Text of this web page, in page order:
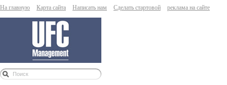
На главную Карта сайта Написать нам Сделать стартовой реклама на сайте